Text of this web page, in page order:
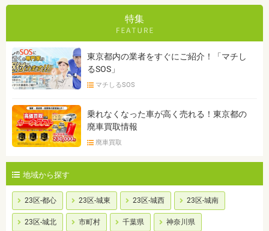
特集
東京都内の業者をすぐにご紹介！「マチし
るSOS」
マチしるSOS
乗れなくなった車が高く売れる！東京都の
廃車買取情報
廃車買取
地域から探す
23区-都心 23区-城東 23区-城西 23区-城南
23区-城北 市町村 千葉県 神奈川県